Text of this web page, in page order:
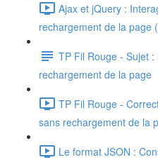
Ajax et jQuery :
rechargement de la page
TP Fil Rouge - Sujet
rechargement de la page
TP Fil Rouge -
sans rechargement de la
Le format JSON :